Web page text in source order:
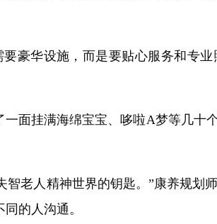
华设施，而是要贴心服务和专业
挂满海绵宝宝、哆啦A梦等几十
老人精神世界的钥匙。”康养规划
的人沟通。